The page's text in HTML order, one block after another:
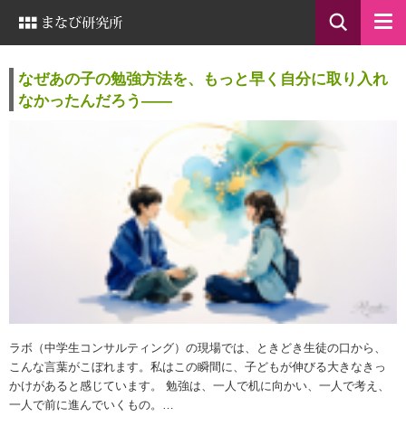
なぜあの子の勉強方法を、もっと早く自分に取り入れ
なかったんだろう——
ラボ（中学生コンサルティング）の現場では、ときどき生徒の口から、
こんな言葉がこぼれます。私はこの瞬間に、子どもが伸びる大きなきっ
かけがあると感じています。 勉強は、一人で机に向かい、一人で考え、
一人で前に進んでいくもの。…